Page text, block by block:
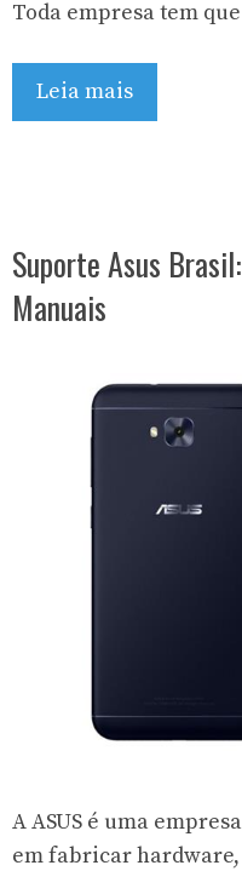
Toda empresa tem
Leia mais
Suporte Asus
Manuais
A ASUS é uma
em fabricar